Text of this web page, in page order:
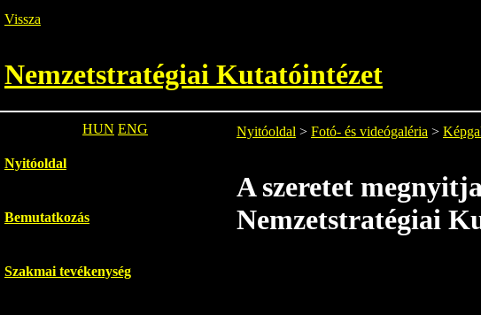
Vissza
Nemzetstratégiai Kutatóintézet
HUN ENG
Nyitóoldal
Bemutatkozás
Szakmai tevékenység
Nyitóoldal > Fotó- és videógaléria >
A szeretet
Nemzetstratégiai